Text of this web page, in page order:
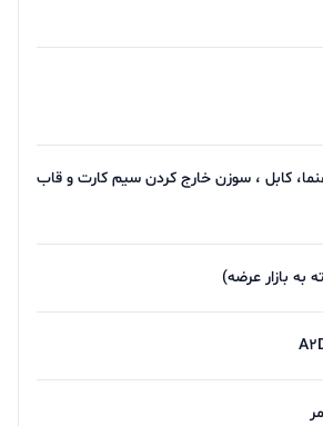
کابل ، سوزن خارج کردن سیم کارت و قاب
به بازار عرضه)